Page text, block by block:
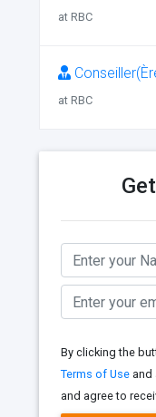
at RBC
at RBC
By clicking the
Terms of Use and
and agree to